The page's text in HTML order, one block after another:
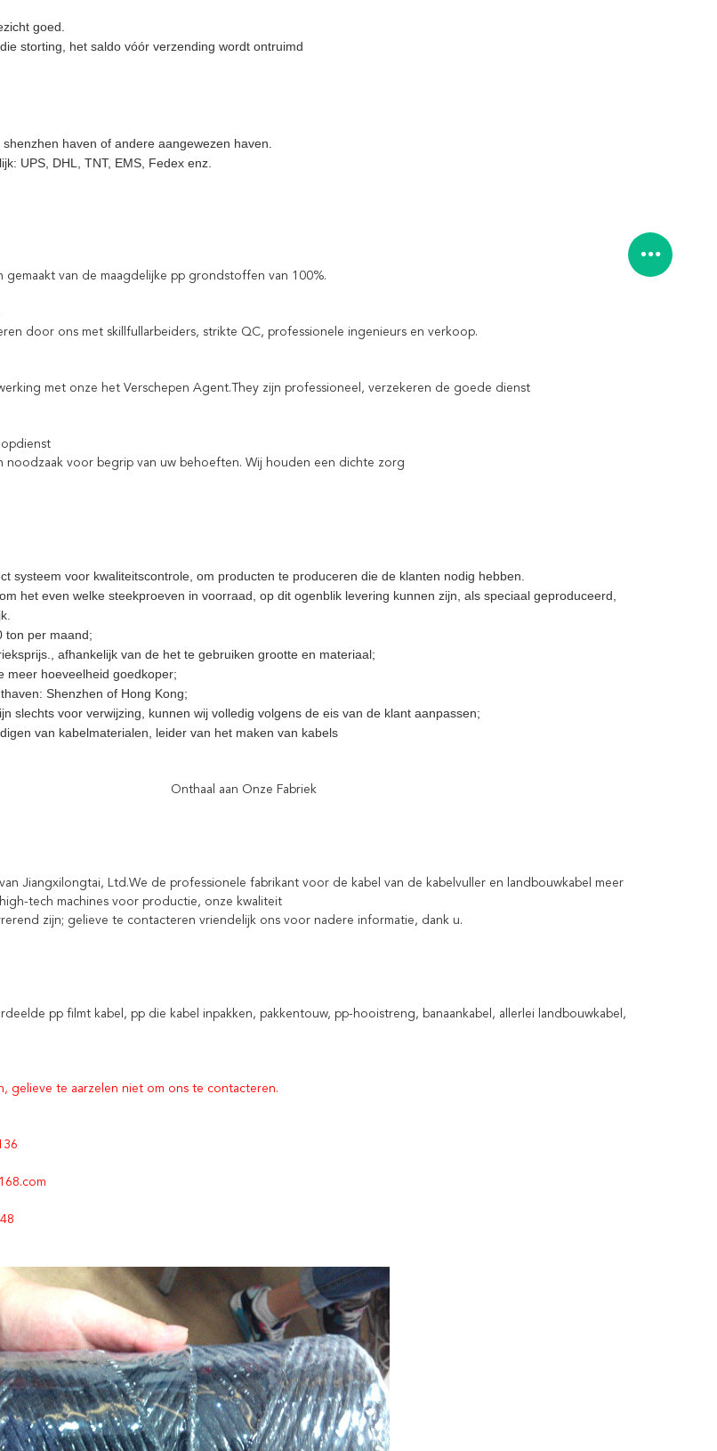
goed.
storting, het saldo vóór verzending wordt ontruimd
haven of andere aangewezen haven.
UPS, DHL, TNT, EMS, Fedex enz.
van de maagdelijke pp grondstoffen van 100%.
door ons met skillfullarbeiders, strikte QC, professionele ingenieurs en verkoop.
met onze het Verschepen Agent.They zijn professioneel, verzekeren de goede dienst
noodzaak voor begrip van uw behoeften. Wij houden een dichte zorg
systeem voor kwaliteitscontrole, om producten te produceren die de klanten nodig hebben.
het even welke steekproeven in voorraad, op dit ogenblik levering kunnen zijn, als speciaal geproduceerd,
ton per maand;
afhankelijk van de het te gebruiken grootte en materiaal;
meer hoeveelheid goedkoper;
Shenzhen of Hong Kong;
slechts voor verwijzing, kunnen wij volledig volgens de eis van de klant aanpassen;
van kabelmaterialen, leider van het maken van kabels
Onthaal aan Onze Fabriek
Jiangxilongtai, Ltd.We de professionele fabrikant voor de kabel van de kabelvuller en landbouwkabel meer
tech machines voor productie, onze kwaliteit
zijn; gelieve te contacteren vriendelijk ons voor nadere informatie, dank u.
pp filmt kabel, pp die kabel inpakken, pakkentouw, pp-hooistreng, banaankabel, allerlei landbouwkabel,
gelieve te aarzelen niet om ons te contacteren.